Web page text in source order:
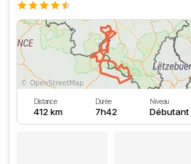
Distance
412 km
Durée
7h42
Niveau
Débutant